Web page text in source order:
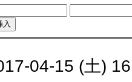
04-15 (土)